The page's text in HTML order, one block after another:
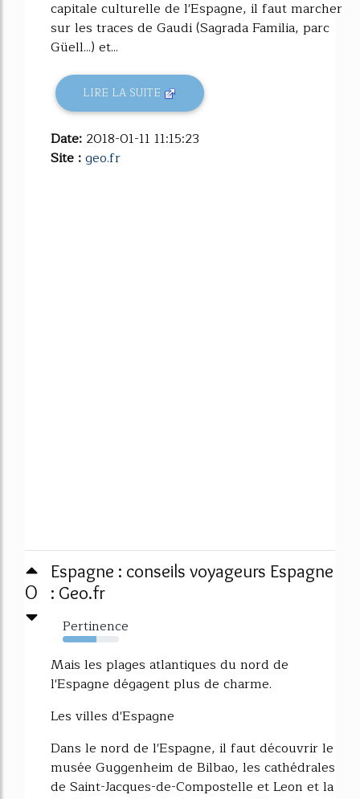
capitale culturelle de l'Espagne, il faut marcher
sur les traces de Gaudi (Sagrada Familia, parc
Güell...) et...
LIRE LA SUITE
Date: 2018-01-11 11:15:23
Site :geo.fr
0
Espagne : conseils voyageurs Espagne
: Geo.fr
Pertinence
60%
Mais les plages atlantiques du nord de
l'Espagne dégagent plus de charme.
Les villes d'Espagne
Dans le nord de l'Espagne, il faut découvrir le
musée Guggenheim de Bilbao, les cathédrales
de Saint-Jacques-de-Compostelle et Leon et la